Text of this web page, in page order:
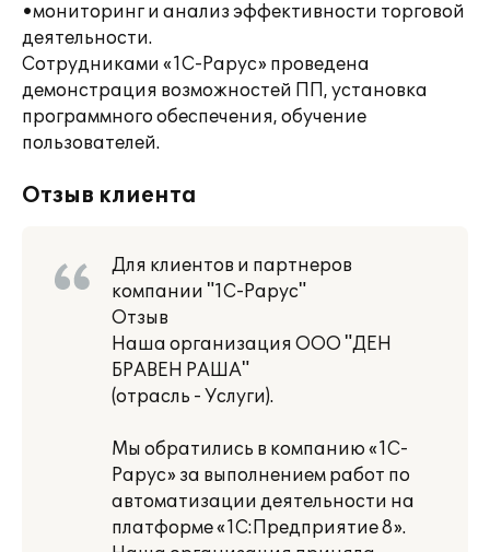
•мониторинг и анализ эффективности торговой
деятельности.
Сотрудниками «1С-Рарус» проведена
демонстрация возможностей ПП, установка
программного обеспечения, обучение
пользователей.
Отзыв клиента
Для клиентов и партнеров
компании "1С-Рарус"
Отзыв
Наша организация ООО "ДЕН
БРАВЕН РАША"
(отрасль - Услуги).
Мы обратились в компанию «1С-
Рарус» за выполнением работ по
автоматизации деятельности на
платформе «1С:Предприятие 8».